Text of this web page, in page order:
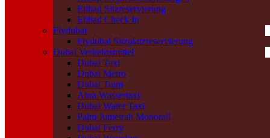
Etihad Sitzreservierung
Etihad Check In
Flydubai
Flydubai Sitzplatzreservierung
Dubai Verkehrsmittel
Dubai Taxi
Dubai Metro
Dubai Tram
Abra Wassertaxi
Dubai Water Taxi
Palm Jumeirah Monorail
Dubai Ferry